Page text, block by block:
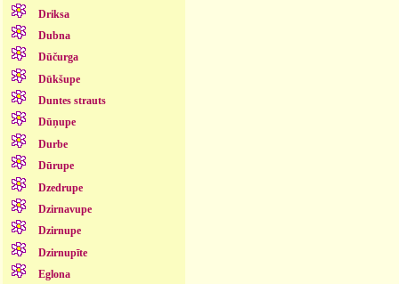
Driksa
Dubna
Dūčurga
Dūkšupe
Duntes strauts
Dūņupe
Durbe
Dūrupe
Dzedrupe
Dzirnavupe
Dzirnupe
Dzirnupīte
Eglona